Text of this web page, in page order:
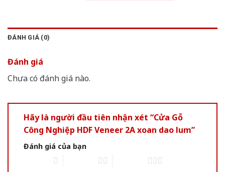
ĐÁNH GIÁ (0)
Đánh giá
Chưa có đánh giá nào.
Hãy là người đầu tiên nhận xét “Cửa Gỗ
Công Nghiệp HDF Veneer 2A xoan dao lum”
Đánh giá của bạn